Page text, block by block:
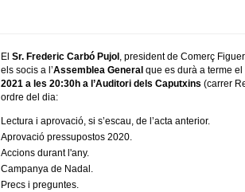
El Sr. Frederic Carbó Pujol , president de Comerç
els socis a l’Assemblea General que es durà a terme el
2021 a les 20:30h a l’Auditori dels Caputxins (carrer
ordre del dia:
Lectura i aprovació, si s’escau, de l’acta anterior.
Aprovació pressupostos 2020.
Accions durant l'any.
Campanya de Nadal.
Precs i preguntes.